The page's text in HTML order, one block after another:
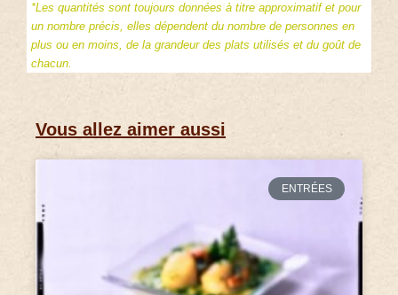
*Les quantités sont toujours données à titre approximatif et pour
un nombre précis, elles dépendent du nombre de personnes en
plus ou en moins, de la grandeur des plats utilisés et du goût de
chacun.
Vous allez aimer aussi
ENTRÉES